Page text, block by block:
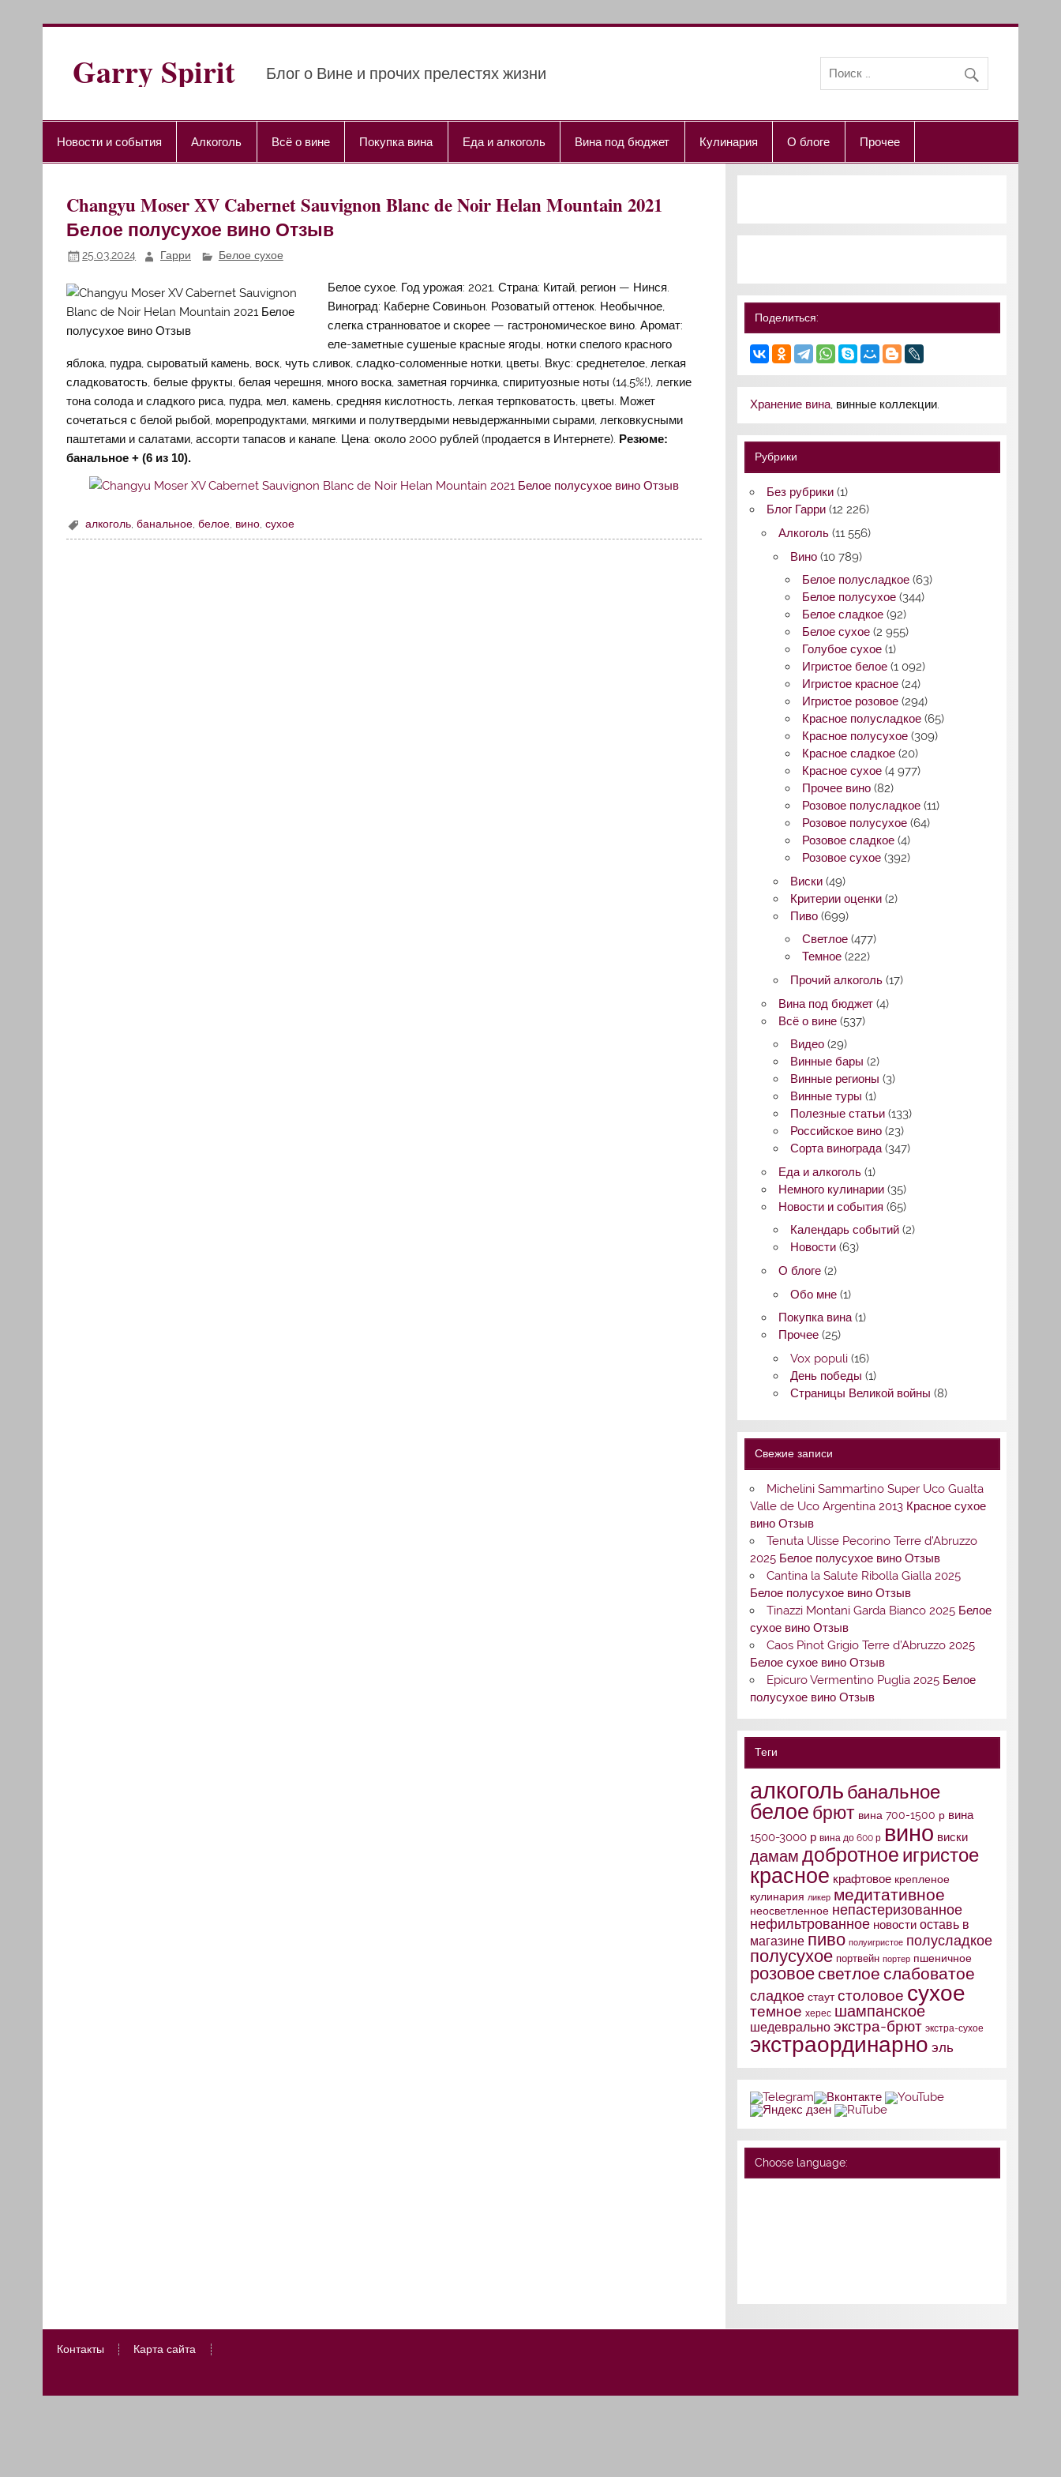
Перейти
Garry Spirit Блог о Вине и прочих прелестях жизни
Новости и события Алкоголь Всё о вине Покупка вина Еда и алкоголь Вина под бюджет Кулинария О блоге Прочее
Changyu Moser XV Cabernet Sauvignon Blanc de Noir Helan Mountain 2021
Белое полусухое вино Отзыв
25.03.2024 Гарри Белое сухое
Белое сухое. Год урожая: 2021. Страна: Китай, регион — Нинся.
Виноград: Каберне Совиньон. Розоватый оттенок. Необычное,
слегка странноватое и скорее — гастрономическое вино. Аромат:
еле-заметные сушеные красные ягоды, нотки спелого красного
яблока, пудра, сыроватый камень, воск, чуть сливок, сладко-соломенные нотки, цветы. Вкус: среднетелое, легкая
сладковатость, белые фрукты, белая черешня, много воска, заметная горчинка, спиритуозные ноты (14,5%!), легкие
тона солода и сладкого риса, пудра, мел, камень, средняя кислотность, легкая терпковатость, цветы. Может
сочетаться с белой рыбой, морепродуктами, мягкими и полутвердыми невыдержанными сырами, легковкусными
паштетами и салатами, ассорти тапасов и канапе. Цена: около 2000 рублей (продается в Интернете). Резюме:
банальное + (6 из 10).
алкоголь ,банальное ,белое вино ,сухое
Поделиться:
Хранение вина, винные коллекции.
Рубрики
Без рубрики(1)
Блог Гарри(12 226)
Алкоголь (11 556)
Вино (10 789)
Белое полусладкое (63)
Белое полусухое (344)
Белое сладкое (92)
Белое сухое (2 955)
Голубое сухое (1)
Игристое белое (1 092)
Игристое красное (24)
Игристое розовое (294)
Красное полусладкое (65)
Красное полусухое (309)
Красное сладкое (20)
Красное сухое (4 977)
Прочее вино (82)
Розовое полусладкое (11)
Розовое полусухое (64)
Розовое сладкое (4)
Розовое сухое (392)
Виски (49)
Критерии оценки (2)
Пиво (699)
Светлое (477)
Темное (222)
Прочий алкоголь (17)
Вина под бюджет (4)
Всё о вине (537)
Видео (29)
Винные бары (2)
Винные регионы (3)
Винные туры (1)
Полезные статьи (133)
Российское вино (23)
Сорта винограда(347)
Еда и алкоголь (1)
Немного кулинарии (35)
Новости и события (65)
Календарь событий (2)
Новости (63)
О блоге (2)
Обо мне (1)
Покупка вина(1)
Прочее (25)
Vox populi (16)
День победы (1)
Страницы Великой войны (8)
Свежие записи
Michelini Sammartino Super Uco Gualta
Valle de Uco Argentina 2013 Красное сухое
вино Отзыв
Tenuta Ulisse Pecorino Terre d’Abruzzo
2025 Белое полусухое вино Отзыв
Cantina la Salute Ribolla Gialla 2025
Белое полусухое вино Отзыв
Tinazzi Montani Garda Bianco 2025 Белое
сухое вино Отзыв
Caos Pinot Grigio Terre d’Abruzzo 2025
Белое сухое вино Отзыв
Epicuro Vermentino Puglia 2025 Белое
полусухое вино Отзыв
Теги
алкоголь банальное
белое брют вина 700-1500 р вина
1500-3000 р вина до 600 р вино виски
дамам добротное игристое
красное крафтовое крепленое
кулинария ликер медитативное
неосветленное непастеризованное
нефильтрованное новости оставь в
магазине пиво полуигристое полусладкое
полусухое портвейн портер пшеничное
розовоесветлое слабоватое
сладкое стаут столовое сухое
темное херес шампанское
шедеврально экстра-брют экстра-сухое
экстраординарно эль
Choose language:
Контакты Карта сайта